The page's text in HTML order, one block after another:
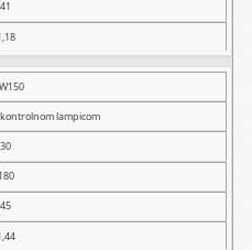
41
lampicom
30
180
45